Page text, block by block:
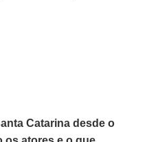
Catarina desde o